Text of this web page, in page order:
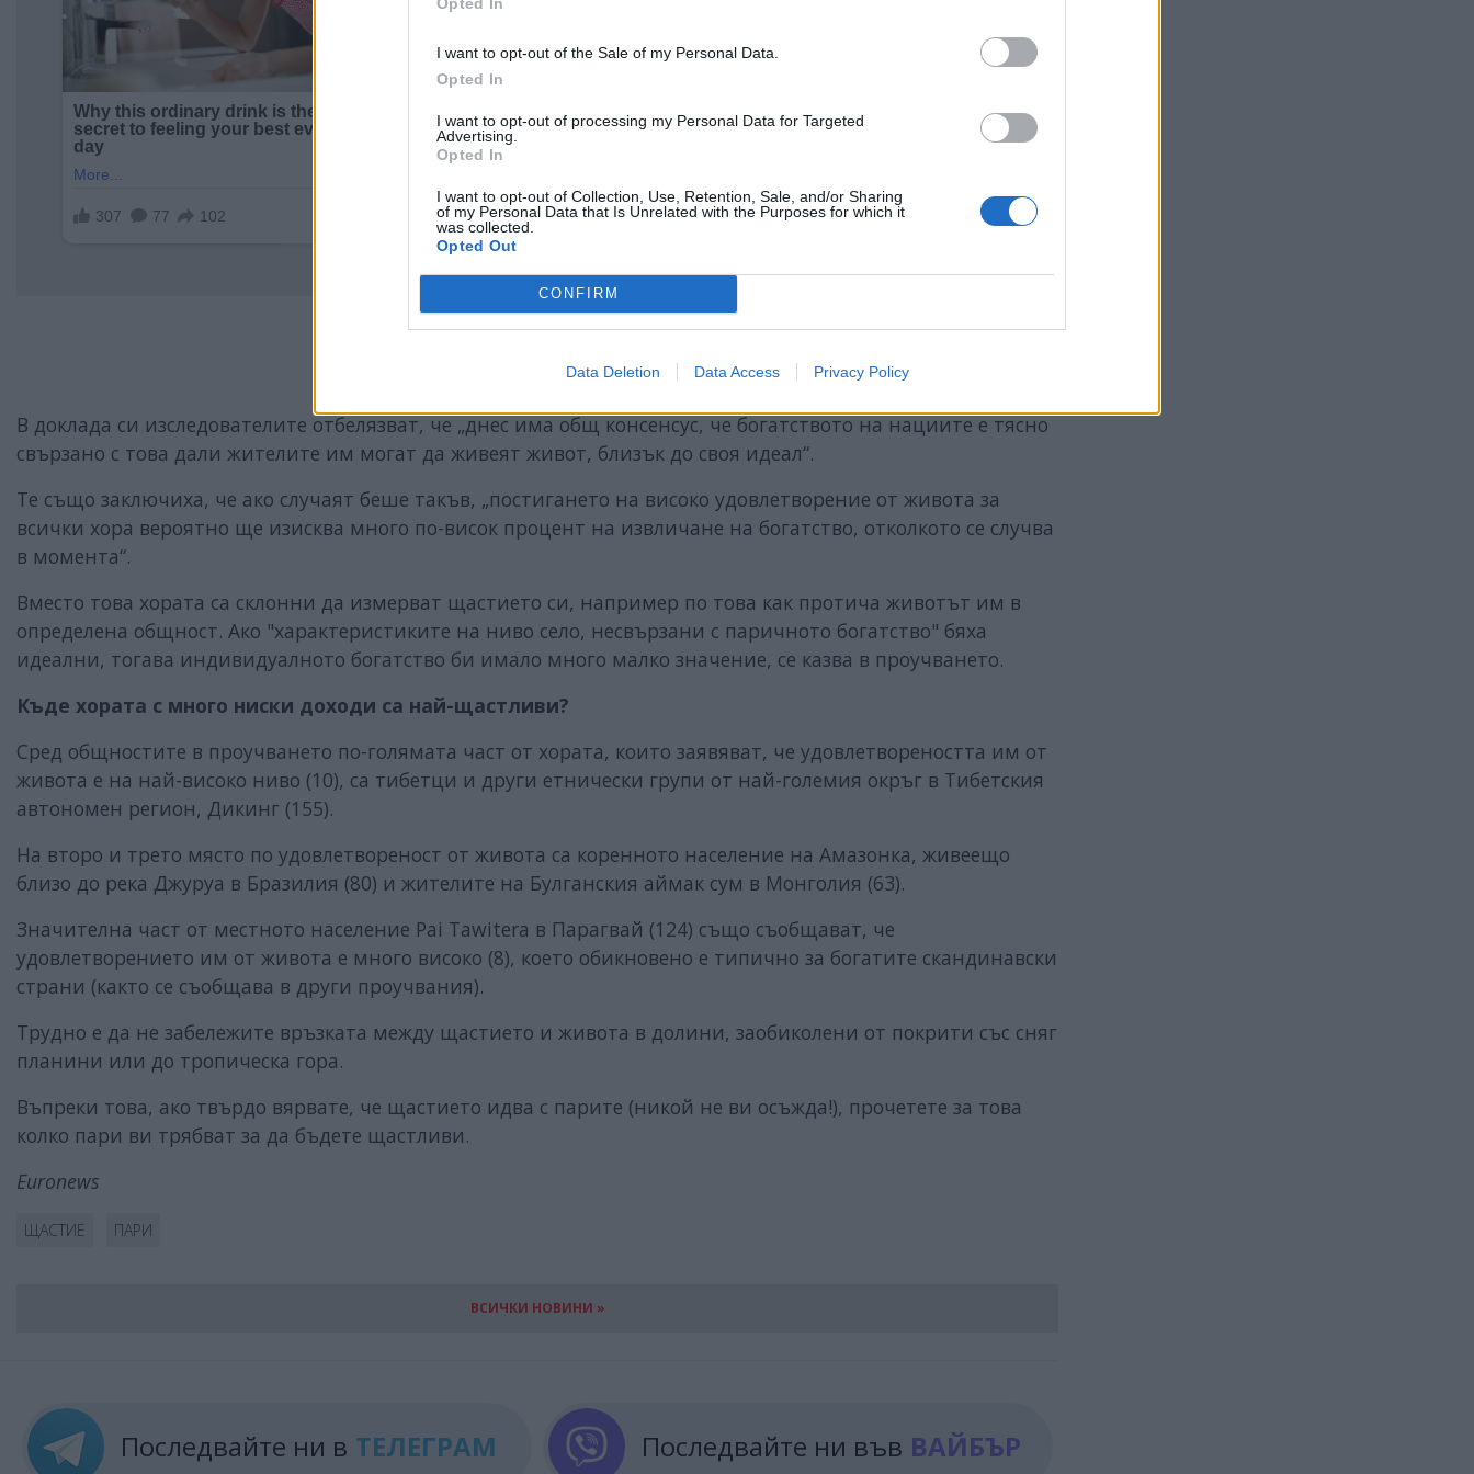
I want to opt-out of the Sale of my Personal Data.
Opted In
I want to opt-out of processing my Personal Data for Targeted
Advertising.
Opted In
I want to opt-out of Collection, Use, Retention, Sale, and/or Sharing
of my Personal Data that Is Unrelated with the Purposes for which it
was collected.
Opted Out
CONFIRM
Data Deletion Data Access Privacy Policy
В доклада си изследователите отбелязват, че „днес има общ консенсус, че богатството на нациите е тясно
свързано с това дали жителите им могат да живеят живот, близък до своя идеал“.
Те също заключиха, че ако случаят беше такъв, „постигането на високо удовлетворение от живота за
всички хора вероятно ще изисква много по-висок процент на извличане на богатство, отколкото се случва
в момента“.
Вместо това хората са склонни да измерват щастието си, например по това как протича животът им в
определена общност. Ако "характеристиките на ниво село, несвързани с паричното богатство" бяха
идеални, тогава индивидуалното богатство би имало много малко значение, се казва в проучването.
Къде хората с много ниски доходи са най-щастливи?
Сред общностите в проучването по-голямата част от хората, които заявяват, че удовлетвореността им от
живота е на най-високо ниво (10), са тибетци и други етнически групи от най-големия окръг в Тибетския
автономен регион, Дикинг (155).
На второ и трето място по удовлетвореност от живота са коренното население на Амазонка, живеещо
близо до река Джуруа в Бразилия (80) и жителите на Булганския аймак сум в Монголия (63).
Значителна част от местното население Pai Tawitera в Парагвай (124) също съобщават, че
удовлетворението им от живота е много високо (8), което обикновено е типично за богатите скандинавски
страни (както се съобщава в други проучвания).
Трудно е да не забележите връзката между щастието и живота в долини, заобиколени от покрити със сняг
планини или до тропическа гора.
Въпреки това, ако твърдо вярвате, че щастието идва с парите (никой не ви осъжда!), прочетете за това
колко пари ви трябват за да бъдете щастливи.
Euronews
ЩАСТИЕ ПАРИ
ВСИЧКИ НОВИНИ »
Последвайте ни в ТЕЛЕГРАМ Последвайте ни във ВАЙБЪР